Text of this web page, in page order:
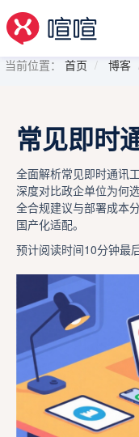
当前位置： 首页 博客
常见即时
全面解析常见即时通讯
深度对比政企单位为何
全合规建议与部署成本
国产化适配。
预计阅读时间10分钟最